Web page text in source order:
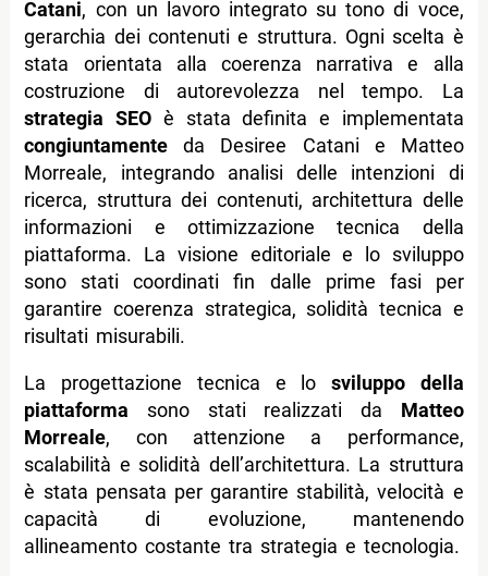
Catani, con un lavoro integrato su tono di voce,
gerarchia dei contenuti e struttura. Ogni scelta è
stata orientata alla coerenza narrativa e alla
costruzione di autorevolezza nel tempo. La
strategia SEO è stata definita e implementata
congiuntamente da Desiree Catani e Matteo
Morreale, integrando analisi delle intenzioni di
ricerca, struttura dei contenuti, architettura delle
informazioni e ottimizzazione tecnica della
piattaforma. La visione editoriale e lo sviluppo
sono stati coordinati fin dalle prime fasi per
garantire coerenza strategica, solidità tecnica e
risultati misurabili.
La progettazione tecnica e lo sviluppo della
piattaforma sono stati realizzati da Matteo
Morreale, con attenzione a performance,
scalabilità e solidità dell’architettura. La struttura
è stata pensata per garantire stabilità, velocità e
capacità di evoluzione, mantenendo
allineamento costante tra strategia e tecnologia.